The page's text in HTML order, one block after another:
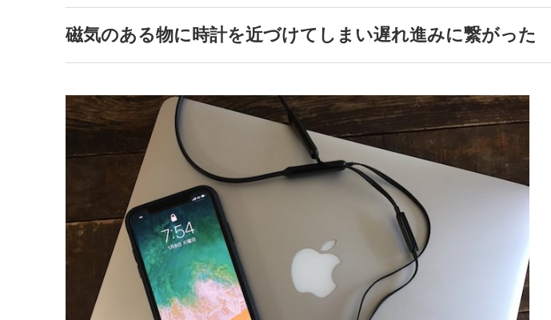
磁気のある物に時計を近づけてしまい遅れ進みに繋がった